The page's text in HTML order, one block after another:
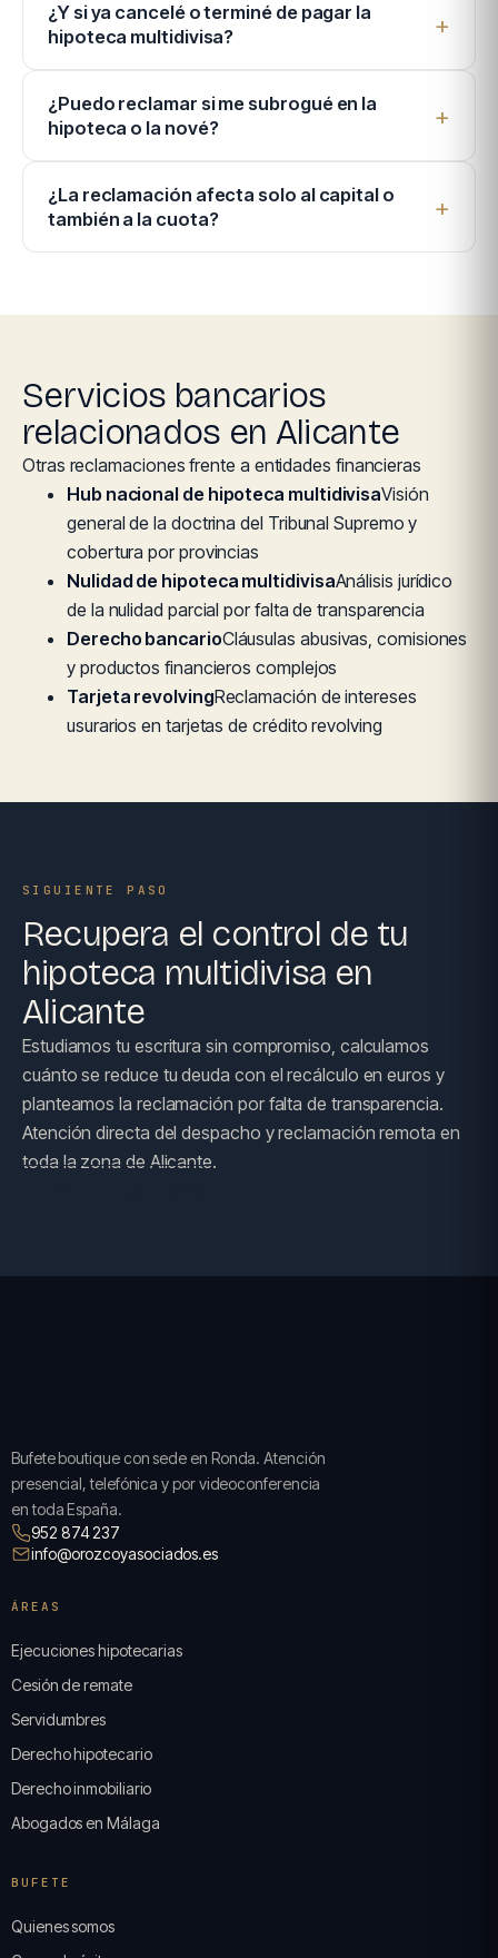
¿Y si ya cancelé o terminé de pagar la
hipoteca multidivisa?
¿Puedo reclamar si me subrogué en la
hipoteca o la nové?
¿La reclamación afecta solo al capital o
también a la cuota?
Servicios bancarios
relacionados en Alicante
Otras reclamaciones frente a entidades financieras
Hub nacional de hipoteca multidivisaVisión
general de la doctrina del Tribunal Supremo y
cobertura por provincias
Nulidad de hipoteca multidivisaAnálisis jurídico
de la nulidad parcial por falta de transparencia
Derecho bancarioCláusulas abusivas, comisiones
y productos financieros complejos
Tarjeta revolvingReclamación de intereses
usurarios en tarjetas de crédito revolving
SIGUIENTE PASO
Recupera el control de tu
hipoteca multidivisa en
Alicante
Estudiamos tu escritura sin compromiso, calculamos
cuánto se reduce tu deuda con el recálculo en euros y
planteamos la reclamación por falta de transparencia.
Atención directa del despacho y reclamación remota en
toda la zona de Alicante.
Bufete boutique con sede en Ronda. Atención
presencial, telefónica y por videoconferencia
en toda España.
952 874 237
info@orozcoyasociados.es
ÁREAS
Ejecuciones hipotecarias
Cesión de remate
Servidumbres
Derecho hipotecario
Derecho inmobiliario
Abogados en Málaga
BUFETE
Quienes somos